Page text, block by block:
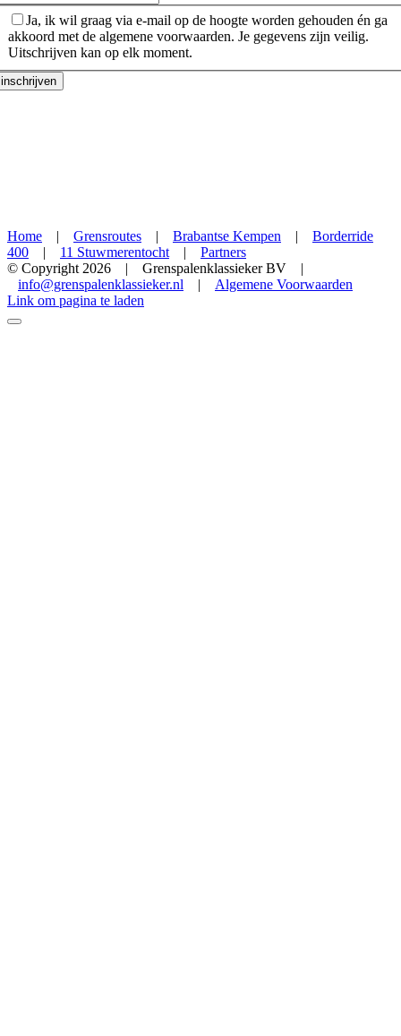
Ja, ik wil graag via e-mail op de hoogte worden gehouden én ga
akkoord met de algemene voorwaarden. Je gegevens zijn veilig.
Uitschrijven kan op elk moment.
inschrijven
Home | Grensroutes | Brabantse Kempen | Borderride
400 | 11 Stuwmerentocht| Partners
© Copyright2026 | Grenspalenklassieker BV |
info@grenspalenklassieker.nl | Algemene Voorwaarden
Facebook
X
Instagram
YouTube
Link om pagina te laden